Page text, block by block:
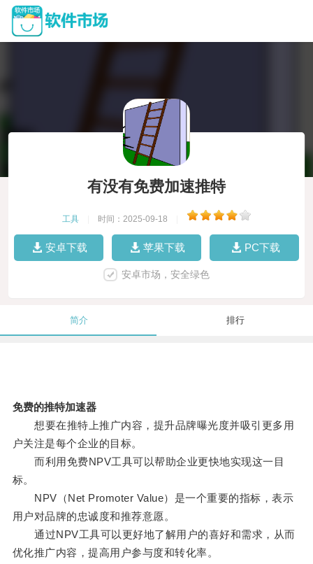
有没有免费加速推特
工具 时间：2025-09-18
安卓下载 苹果下载 PC下载
安卓市场，安全绿色
简介 排行
免费的推特加速器
想要在推特上推广内容，提升品牌曝光度并吸引更多用
户关注是每个企业的目标。
而利用免费NPV工具可以帮助企业更快地实现这一目
标。
NPV（Net Promoter Value）是一个重要的指标，表示
用户对品牌的忠诚度和推荐意愿。
通过NPV工具可以更好地了解用户的喜好和需求，从而
优化推广内容，提高用户参与度和转化率。